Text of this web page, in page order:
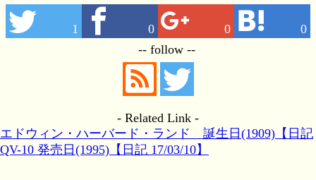
1 0 0 0
-- follow --
- Related Link -
エドウィン・ハーバード・ランド 誕生日(1909)【日記
15/05/07】
QV-10 発売日(1995)【日記 17/03/10】